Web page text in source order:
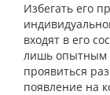
Избегать его
входят в его
лишь опытным
проявиться
появление на